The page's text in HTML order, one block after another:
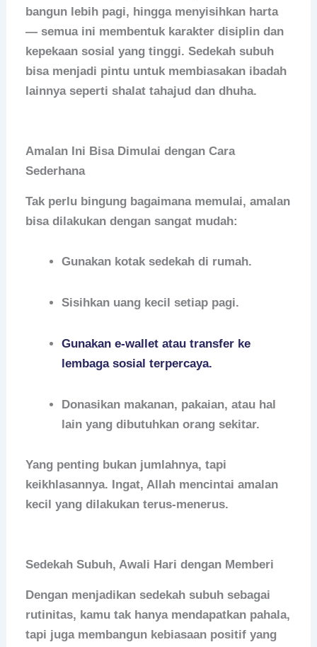
bangun lebih pagi, hingga menyisihkan harta
— semua ini membentuk karakter disiplin dan
kepekaan sosial yang tinggi. Sedekah subuh
bisa menjadi pintu untuk membiasakan ibadah
lainnya seperti shalat tahajud dan dhuha.
Amalan Ini Bisa Dimulai dengan Cara
Sederhana
Tak perlu bingung bagaimana memulai, amalan
bisa dilakukan dengan sangat mudah:
Gunakan kotak sedekah di rumah.
Sisihkan uang kecil setiap pagi.
Gunakan e-wallet atau transfer ke
lembaga sosial terpercaya.
Donasikan makanan, pakaian, atau hal
lain yang dibutuhkan orang sekitar.
Yang penting bukan jumlahnya, tapi
keikhlasannya. Ingat, Allah mencintai amalan
kecil yang dilakukan terus-menerus.
Sedekah Subuh, Awali Hari dengan Memberi
Dengan menjadikansedekah subuh sebagai
rutinitas, kamu tak hanya mendapatkan pahala,
tapi juga membangun kebiasaan positif yang